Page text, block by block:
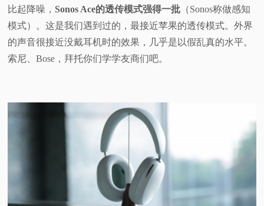
比起降噪， Sonos Ace的透传模式强得一批 （Sonos称做感知
模式）。这是我们遇到过的，最接近苹果的透传模式。外界
的声音很接近没戴耳机时的效果，几乎是以假乱真的水平。
索尼、Bose，拜托你们学学友商们吧。